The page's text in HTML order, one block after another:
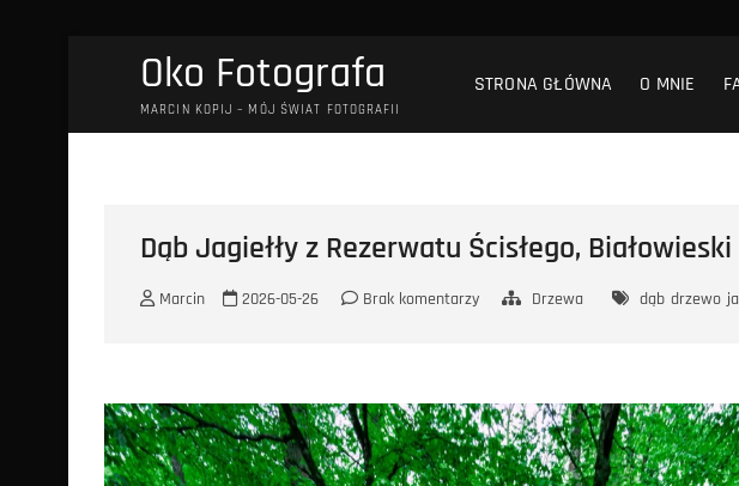
Oko Fotografa
MARCIN KOPIJ – MÓJ ŚWIAT FOTOGRAFII
STRONA GŁÓWNA O MNIE
Dąb Jagiełły z Rezerwatu Ścisłego,
Marcin 2026-05-26 Brak komentarzy Drzewa dąb drzewo